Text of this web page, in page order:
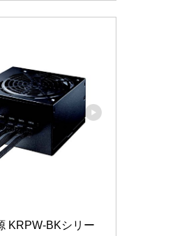
KRPW-BKシリー